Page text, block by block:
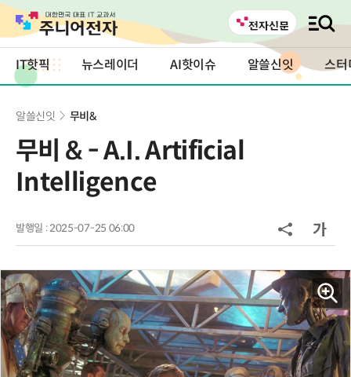
IT핫픽 뉴스레이더 AI핫이슈 알쓸신잇 스터
알쓸신잇 무비&
무비 & - A.I. Artificial
Intelligence
발행일 : 2025-07-25 06:00